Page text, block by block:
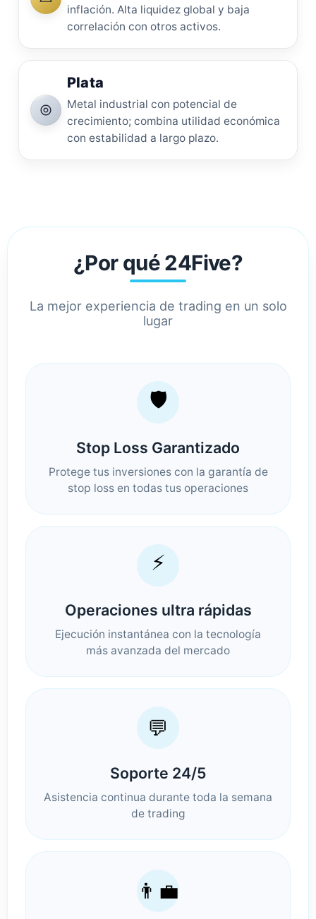
inflación. Alta liquidez global y baja
correlación con otros activos.
Plata
Metal industrial con potencial de
crecimiento; combina utilidad económica
con estabilidad a largo plazo.
¿Por qué 24Five?
La mejor experiencia de trading en un solo
lugar
🛡️
Stop Loss Garantizado
Protege tus inversiones con la garantía de
stop loss en todas tus operaciones
⚡
Operaciones ultra rápidas
Ejecución instantánea con la tecnología
más avanzada del mercado
💬
Soporte 24/5
Asistencia continua durante toda la semana
de trading
👨‍💼